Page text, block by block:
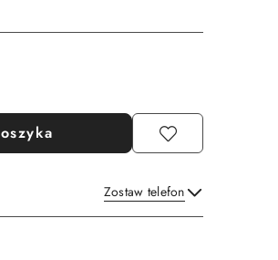
Zostaw telefon
Wyślij